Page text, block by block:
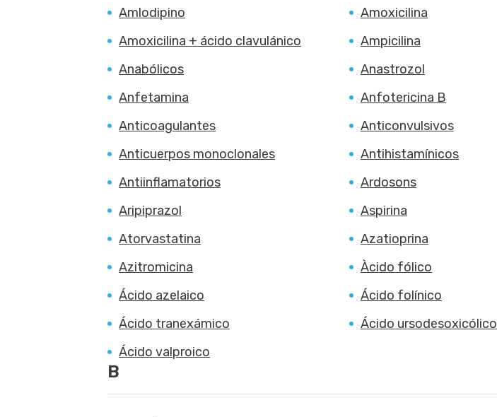
Amlodipino
Amoxicilina
Amoxicilina + ácido clavulánico
Ampicilina
Anabólicos
Anastrozol
Anfetamina
Anfotericina B
Anticoagulantes
Anticonvulsivos
Anticuerpos monoclonales
Antihistamínicos
Antiinflamatorios
Ardosons
Aripiprazol
Aspirina
Atorvastatina
Azatioprina
Azitromicina
Àcido fólico
Ácido azelaico
Ácido folínico
Ácido tranexámico
Ácido ursodesoxicólico
Ácido valproico
B